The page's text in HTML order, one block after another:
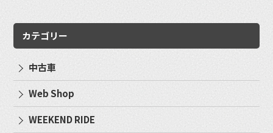
カテゴリー
中古車
Web Shop
WEEKEND RIDE